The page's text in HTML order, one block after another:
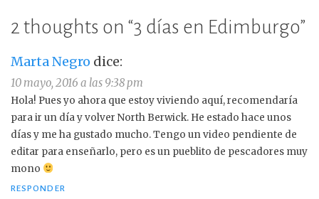
2 thoughts on “3 días en Edimburgo”
Marta Negro dice:
10 mayo, 2016 a las 9:38 pm
Hola! Pues yo ahora que estoy viviendo aquí, recomendaría
para ir un día y volver North Berwick. He estado hace unos
días y me ha gustado mucho. Tengo un video pendiente de
editar para enseñarlo, pero es un pueblito de pescadores muy
mono
RESPONDER